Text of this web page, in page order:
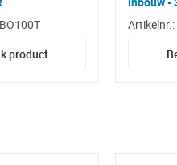
product